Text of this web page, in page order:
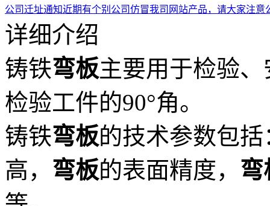
公司迁址通知近期有个别公司仿冒我司网站产品，请大家注意
详细介绍
铸铁弯板主要用于检验
检验工件的90°角。
铸铁弯板的技术参数包括
高， 弯板的表面精度， 弯